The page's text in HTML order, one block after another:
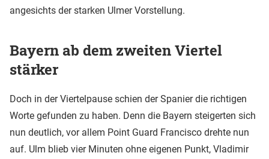
angesichts der starken Ulmer Vorstellung.
Bayern ab dem zweiten Viertel
stärker
Doch in der Viertelpause schien der Spanier die richtigen
Worte gefunden zu haben. Denn die Bayern steigerten sich
nun deutlich, vor allem Point Guard Francisco drehte nun
auf. Ulm blieb vier Minuten ohne eigenen Punkt, Vladimir